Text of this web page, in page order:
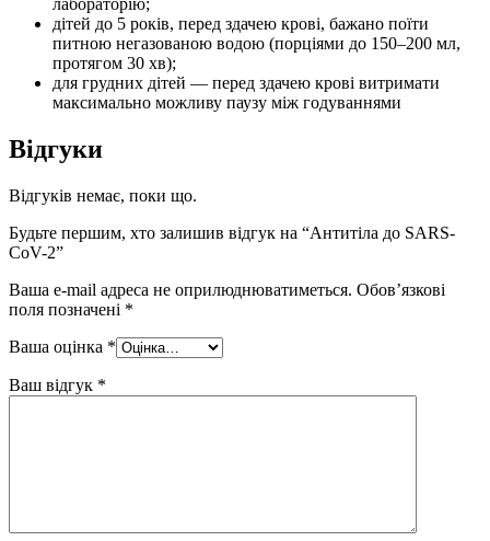
лабораторію;
дітей до 5 років, перед здачею крові, бажано поїти
питною негазованою водою (порціями до 150–200 мл,
протягом 30 хв);
для грудних дітей — перед здачею крові витримати
максимально можливу паузу між годуваннями
Відгуки
Відгуків немає, поки що.
Будьте першим, хто залишив відгук на “Антитіла до SARS-
CoV-2”
Ваша e-mail адреса не оприлюднюватиметься. Обов’язкові
поля позначені *
Ваша оцінка *
Ваш відгук *